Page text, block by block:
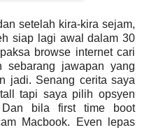
setelah kira-kira sejam,
siap lagi awal dalam 30
browse internet cari
sebarang jawapan yang
jadi. Senang cerita saya
tapi saya pilih opsyen
bila first time boot
Macbook. Even lepas